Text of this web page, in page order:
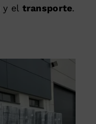
y el transporte.